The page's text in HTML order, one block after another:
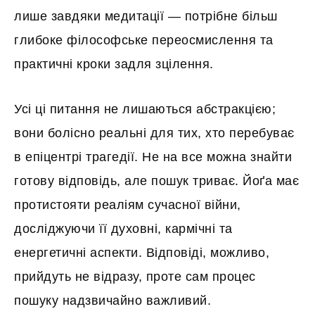
лише завдяки медитації — потрібне більш
глибоке філософське переосмислення та
практичні кроки задля зцілення.
Усі ці питання не лишаються абстракцією;
вони болісно реальні для тих, хто перебуває
в епіцентрі трагедії. Не на все можна знайти
готову відповідь, але пошук триває. Йоґа має
протистояти реаліям сучасної війни,
досліджуючи її духовні, кармічні та
енергетичні аспекти. Відповіді, можливо,
прийдуть не відразу, проте сам процес
пошуку надзвичайно важливий.